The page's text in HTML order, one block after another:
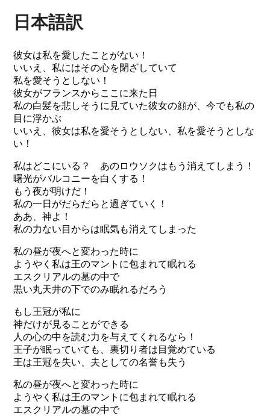
日本語訳
彼女は私を愛したことがない！
いいえ、私にはその心を閉ざしていて
私を愛そうとしない！
彼女がフランスからここに来た日
私の白髪を悲しそうに見ていた彼女の顔が、今でも私の
目に浮かぶ
いいえ、彼女は私を愛そうとしない、私を愛そうとしな
い！
私はどこにいる？ あのロウソクはもう消えてしまう！
曙光がバルコニーを白くする！
もう夜が明けだ！
私の一日がだらだらと過ぎていく！
ああ、神よ！
私の力ない目からは眠気も消えてしまった
私の昼が夜へと変わった時に
ようやく私は王のマントに包まれて眠れる
エスクリアルの墓の中で
黒い丸天井の下でのみ眠れるだろう
もし王冠が私に
神だけが見ることができる
人の心の中を読む力を与えてくれるなら！
王子が眠っていても、裏切り者は目覚めている
王は王冠を失い、夫としての名誉も失う
私の昼が夜へと変わった時に
ようやく私は王のマントに包まれて眠れる
エスクリアルの墓の中で